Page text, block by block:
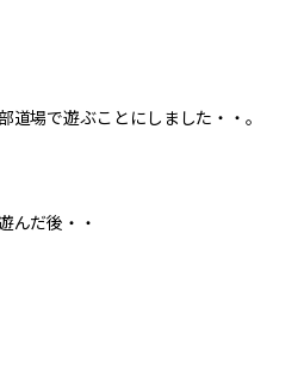
道場で遊ぶことにしました・・。
んだ後・・